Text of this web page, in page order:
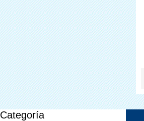
Categoría